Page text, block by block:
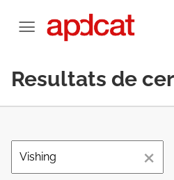
Resultats de
×